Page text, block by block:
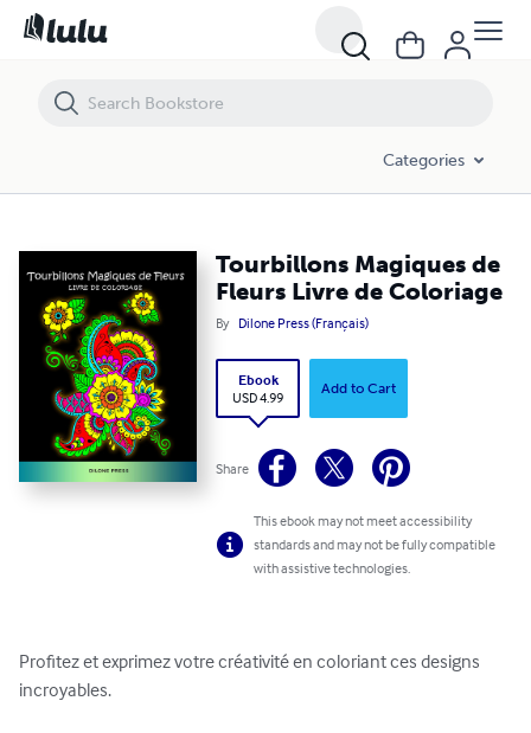
Categories
Tourbillons Magiques de
Fleurs Livre de Coloriage
By Dilone Press (Français)
Ebook
USD 4.99
Add to Cart
Share
This ebook may not meet accessibility
standards and may not be fully compatible
with assistive technologies.
Profitez et exprimez votre créativité en coloriant ces designs
incroyables.
Tourbillons Magiques de Fleurs Livre de Coloriage